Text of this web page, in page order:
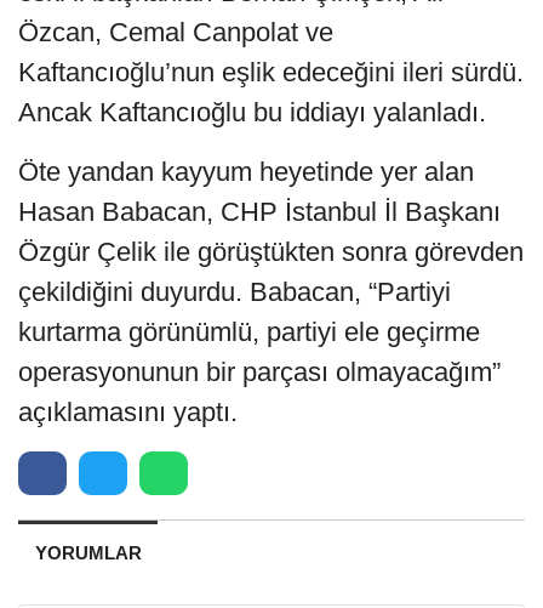
Özcan, Cemal Canpolat ve
Kaftancıoğlu’nun eşlik edeceğini ileri sürdü.
Ancak Kaftancıoğlu bu iddiayı yalanladı.
Öte yandan kayyum heyetinde yer alan
Hasan Babacan, CHP İstanbul İl Başkanı
Özgür Çelik ile görüştükten sonra görevden
çekildiğini duyurdu. Babacan, “Partiyi
kurtarma görünümlü, partiyi ele geçirme
operasyonunun bir parçası olmayacağım”
açıklamasını yaptı.
YORUMLAR